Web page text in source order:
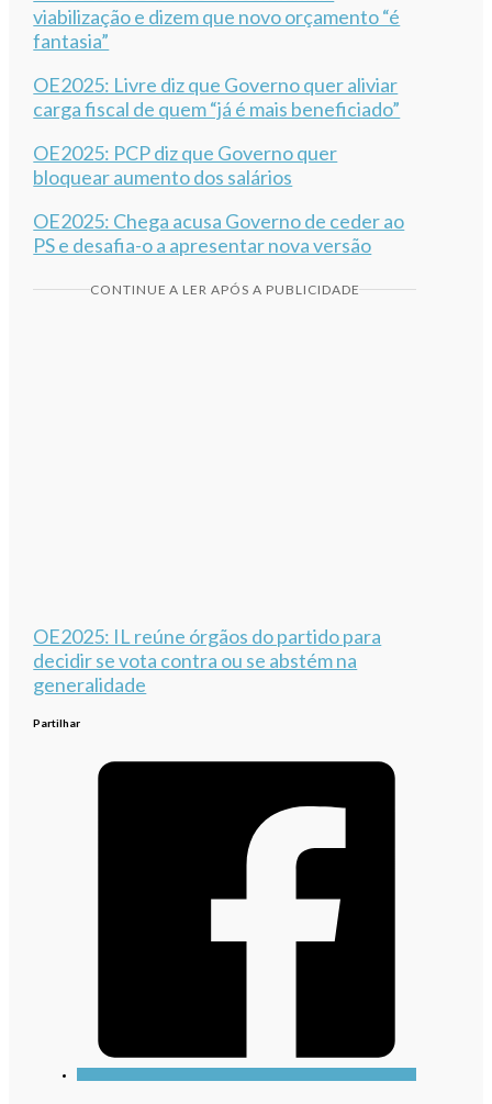
viabilização e dizem que novo orçamento “é
fantasia”
OE2025: Livre diz que Governo quer aliviar
carga fiscal de quem “já é mais beneficiado”
OE2025: PCP diz que Governo quer
bloquear aumento dos salários
OE2025: Chega acusa Governo de ceder ao
PS e desafia-o a apresentar nova versão
CONTINUE A LER APÓS A PUBLICIDADE
OE2025: IL reúne órgãos do partido para
decidir se vota contra ou se abstém na
generalidade
Partilhar